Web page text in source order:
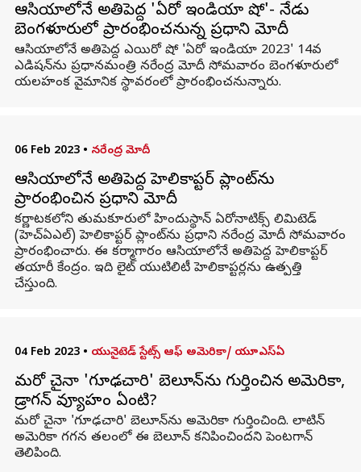
ఆసియాలోనే అతిపెద్ద 'ఏరో ఇండియా షో'- నేడు
బెంగళూరులో ప్రారంభించనున్న ప్రధాని మోదీ
ఆసియాలోనే అతిపెద్ద ఎయిరో షో 'ఏరో ఇండియా 2023' 14వ
ఎడిషన్‌ను ప్రధానమంత్రి నరేంద్ర మోదీ సోమవారం బెంగళూరులో
యలహంక వైమానిక స్థావరంలో ప్రారంభించనున్నారు.
06 Feb 2023 • నరేంద్ర మోదీ
ఆసియాలోనే అతిపెద్ద హెలికాప్టర్ ప్లాంట్‌ను
ప్రారంభించిన ప్రధాని మోదీ
కర్ణాటకలోని తుమకూరులో హిందుస్థాన్ ఏరోనాటిక్స్ లిమిటెడ్
(హెచ్‌ఏఎల్) హెలికాప్టర్ ప్లాంట్‌ను ప్రధాని నరేంద్ర మోదీ సోమవారం
ప్రారంభించారు. ఈ కర్మాగారం ఆసియాలోనే అతిపెద్ద హెలికాప్టర్
తయారీ కేంద్రం. ఇది లైట్ యుటిలిటీ హెలికాప్టర్లను ఉత్పత్తి
చేస్తుంది.
04 Feb 2023 • యునైటెడ్ స్టేట్స్ ఆఫ్ అమెరికా/ యూఎస్ఏ
మరో చైనా 'గూఢచారి' బెలూన్‌ను గుర్తించిన అమెరికా,
డ్రాగన్ వ్యూహం ఏంటి?
మరో చైనా 'గూఢచారి' బెలూన్‌ను అమెరికా గుర్తించింది. లాటిన్
అమెరికా గగన తలంలో ఈ బెలూన్ కనిపించిందని పెంటగాన్
తెలిపింది.